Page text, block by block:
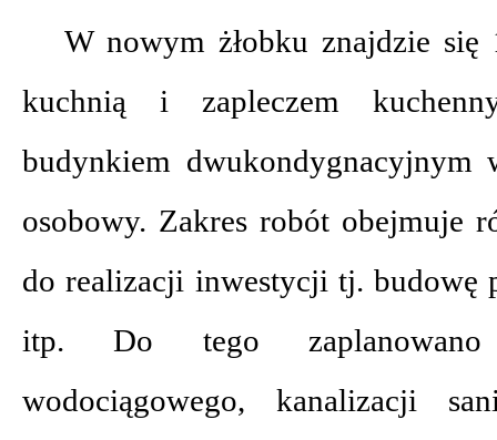
W nowym żłobku znajdzie
kuchnią i zapleczem
budynkiem dwukondygnacyjnym
osobowy. Zakres robót obejmuje
do realizacji inwestycji tj. budowę
itp. Do tego zaplanowano
wodociągowego, kanalizacji